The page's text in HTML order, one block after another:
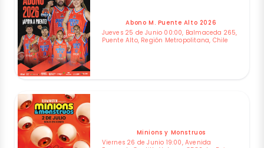
Abono M. Puente Alto 2026
Jueves 25 de Junio 00:00, Balmaceda 265,
Puente Alto, Región Metropolitana, Chile
Minions y Monstruos
Viernes 26 de Junio 19:00, Avenida